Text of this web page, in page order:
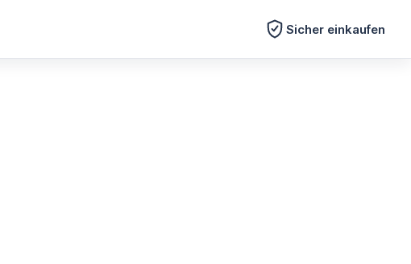
Sicher einkaufen